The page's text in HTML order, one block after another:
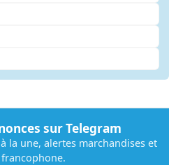
sur Telegram
la une, alertes marchandises et